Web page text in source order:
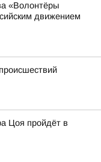
«Волонтёры
движением
Цоя пройдёт в